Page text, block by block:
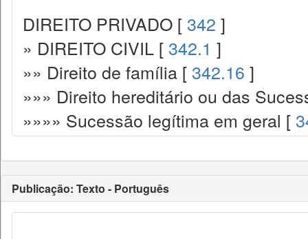
DIREITO PRIVADO [ 342 ]
» DIREITO CIVIL [ 342.1 ]
»» Direito de família [ 342.16 ]
»»» Direito hereditário ou das
»»»» Sucessão legítima em geral [
Publicação: Texto - Português